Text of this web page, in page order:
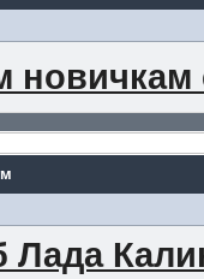
новичкам
Лада